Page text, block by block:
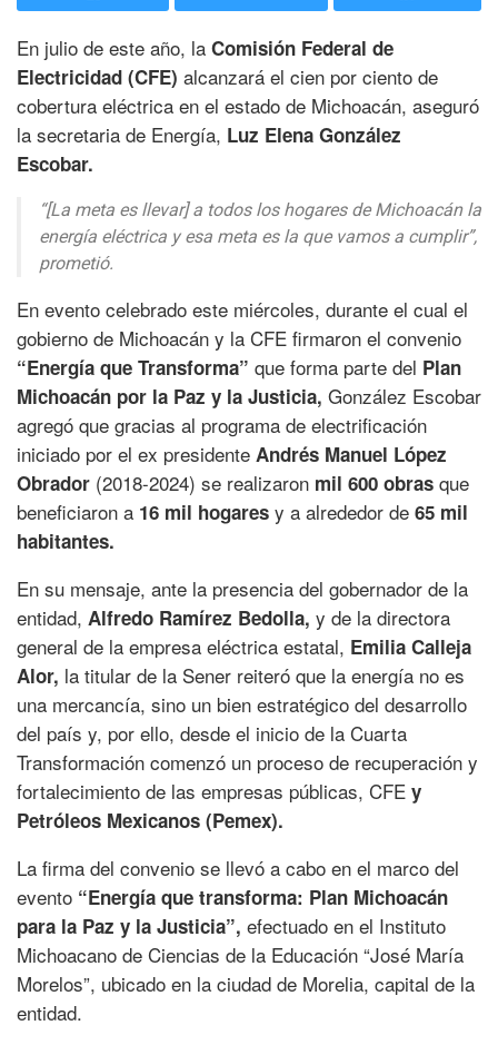
En julio de este año, la Comisión Federal de
Electricidad (CFE) alcanzará el cien por ciento de
cobertura eléctrica en el estado de Michoacán, aseguró
la secretaria de Energía, Luz Elena González
Escobar.
“[La meta es llevar] a todos los hogares de Michoacán la
energía eléctrica y esa meta es la que vamos a cumplir”,
prometió.
En evento celebrado este miércoles, durante el cual el
gobierno de Michoacán y la CFE firmaron el convenio
“Energía que Transforma” que forma parte del Plan
Michoacán por la Paz y la Justicia, González Escobar
agregó que gracias al programa de electrificación
iniciado por el ex presidente Andrés Manuel López
Obrador (2018-2024) se realizaron mil 600 obras que
beneficiaron a 16 mil hogares y a alrededor de 65 mil
habitantes.
En su mensaje, ante la presencia del gobernador de la
entidad, Alfredo Ramírez Bedolla, y de la directora
general de la empresa eléctrica estatal, Emilia Calleja
Alor, la titular de la Sener reiteró que la energía no es
una mercancía, sino un bien estratégico del desarrollo
del país y, por ello, desde el inicio de la Cuarta
Transformación comenzó un proceso de recuperación y
fortalecimiento de las empresas públicas, CFE y
Petróleos Mexicanos (Pemex).
La firma del convenio se llevó a cabo en el marco del
evento “Energía que transforma: Plan Michoacán
para la Paz y la Justicia”, efectuado en el Instituto
Michoacano de Ciencias de la Educación “José María
Morelos”, ubicado en la ciudad de Morelia, capital de la
entidad.